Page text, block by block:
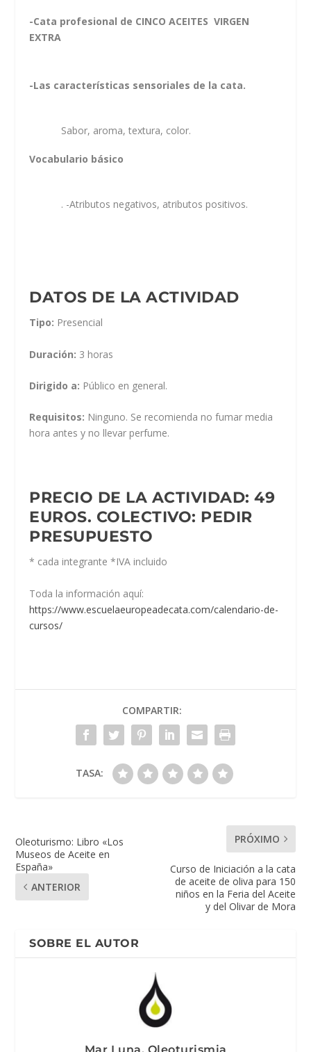
-Cata profesional de CINCO ACEITES VIRGEN
EXTRA
-Las características sensoriales de la cata.
Sabor, aroma, textura, color.
Vocabulario básico
. -Atributos negativos, atributos positivos.
DATOS DE LA ACTIVIDAD
Tipo: Presencial
Duración: 3 horas
Dirigido a: Público en general.
Requisitos: Ninguno. Se recomienda no fumar media
hora antes y no llevar perfume.
PRECIO DE LA ACTIVIDAD:49
EUROS. COLECTIVO: PEDIR
PRESUPUESTO
* cada integrante *IVA incluido
Toda la información aquí:
https://www.escuelaeuropeadecata.com/calendario-de-
cursos/
COMPARTIR:
TASA:
Oleoturismo: Libro «Los
Museos de Aceite en
España»
ANTERIOR
PRÓXIMO
Curso de Iniciación a la cata
de aceite de oliva para 150
niños en la Feria del Aceite
y del Olivar de Mora
SOBRE EL AUTOR
Mar Luna. Oleoturismia